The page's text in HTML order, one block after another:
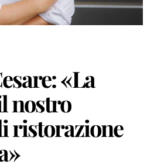
«La
nostro
ristorazione